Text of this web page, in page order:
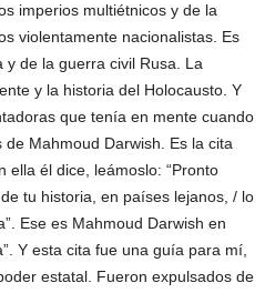
imperios multiétnicos y de la
violentamente nacionalistas. Es
y de la guerra civil Rusa. La
y la historia del Holocausto. Y
que tenía en mente cuando
Mahmoud Darwish. Es la cita
ella él dice, leámoslo: “Pronto
tu historia, en países lejanos, / lo
Ese es Mahmoud Darwish en
Y esta cita fue una guía para mí,
estatal. Fueron expulsados de